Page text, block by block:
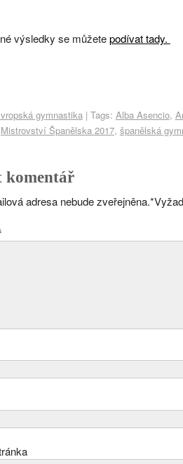
výsledky se můžetepodívat tady.
gymnastika| Tags: Alba Asencio,
Mistrovství Španělska 2017, španělská
komentář
adresa nebude zveřejněna.*